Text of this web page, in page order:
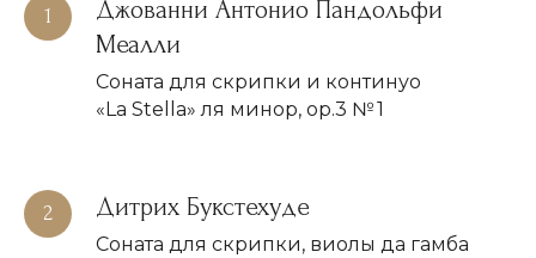
Джованни Антонио Пандольфи
Меалли
Соната для скрипки и континуо
«La Stella» ля минор, op.3 № 1
Дитрих Букстехуде
Соната для скрипки, виолы да гамба